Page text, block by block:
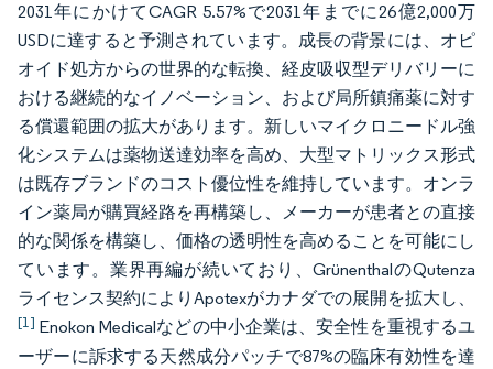
2031年にかけてCAGR 5.57%で2031年までに26億2,000万
USDに達すると予測されています。成長の背景には、オピ
オイド処方からの世界的な転換、経皮吸収型デリバリーに
おける継続的なイノベーション、および局所鎮痛薬に対す
る償還範囲の拡大があります。新しいマイクロニードル強
化システムは薬物送達効率を高め、大型マトリックス形式
は既存ブランドのコスト優位性を維持しています。オンラ
イン薬局が購買経路を再構築し、メーカーが患者との直接
的な関係を構築し、価格の透明性を高めることを可能にし
ています。業界再編が続いており、GrünenthalのQutenza
ライセンス契約によりApotexがカナダでの展開を拡大し、
[1] Enokon Medicalなどの中小企業は、安全性を重視するユ
ーザーに訴求する天然成分パッチで87%の臨床有効性を達